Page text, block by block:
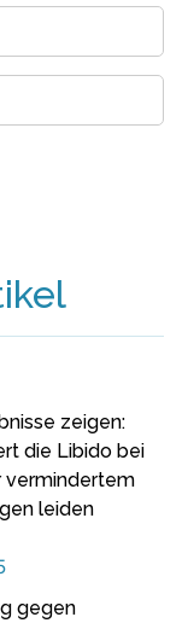
zeigen:
die Libido bei
vermindertem
leiden
gegen